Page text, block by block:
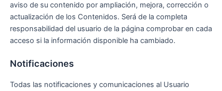
aviso de su contenido por ampliación, mejora, corrección o
actualización de los Contenidos. Será de la completa
responsabilidad del usuario de la página comprobar en cada
acceso si la información disponible ha cambiado.
Notificaciones
Todas las notificaciones y comunicaciones al Usuario